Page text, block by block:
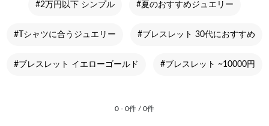
#2万円以下 シンプル #夏のおすすめジュエリー
#Tシャツに合うジュエリー #ブレスレット 30代におすすめ
#ブレスレット イエローゴールド #ブレスレット ~10000円
0 - 0件 / 0件